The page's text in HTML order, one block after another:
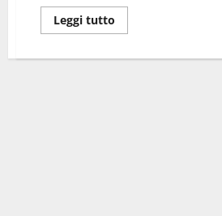
Leggi tutto
di
Inferno